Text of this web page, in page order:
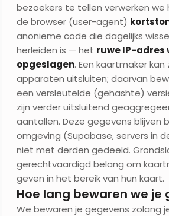
bezoekers te tellen verwerken we
de browser (user-agent)
anonieme code die dagelijks
herleiden is — het ruwe IP-adres
opgeslagen. Een kaartmaker kan
apparaten uitsluiten; daarvan
een versleutelde (gehashte)
zijn verder uitsluitend
aantallen. Deze gegevens blijven
omgeving (Supabase, servers in
niet met derden gedeeld.
gerechtvaardigd belang om
geven in het bereik van hun kaart.
Hoe lang bewaren we je
We bewaren je gegevens zolang